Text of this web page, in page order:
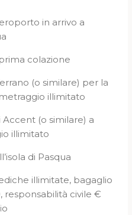
in arrivo a
colazione
(o similare) per la
illimitato
(o similare) a
illimitato
di Pasqua
illimitate, bagaglio
responsabilità civile €